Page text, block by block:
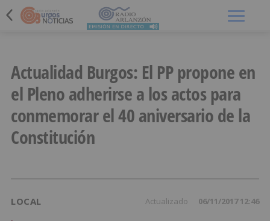
Actualidad Burgos: El PP propone en
el Pleno adherirse a los actos para
conmemorar el 40 aniversario de la
Constitución
LOCAL Actualizado 06/11/2017 12:46